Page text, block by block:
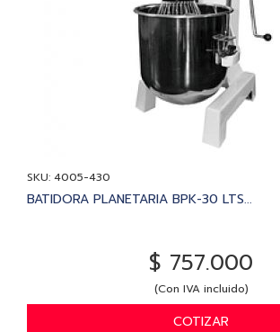
SKU: 4005-430
BATIDORA PLANETARIA BPK-30 LTS...
$ 757.000
(Con IVA incluido)
COTIZAR